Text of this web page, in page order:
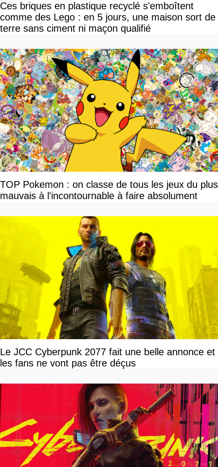
Ces briques en plastique recyclé s'emboîtent
comme des Lego : en 5 jours, une maison sort de
terre sans ciment ni maçon qualifié
TOP Pokemon : on classe de tous les jeux du plus
mauvais à l'incontournable à faire absolument
Le JCC Cyberpunk 2077 fait une belle annonce et
les fans ne vont pas être déçus